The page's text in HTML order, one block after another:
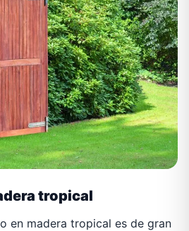
tropical
en madera tropical es de gran